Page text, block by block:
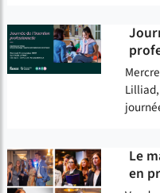
Le
en